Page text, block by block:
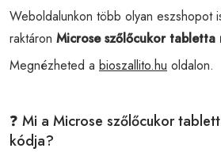
Weboldalunkon több olyan eszshopot
raktáron Microse szőlőcukor
Megnézheted a bioszallito.hu oldalon.
❓ Mi a Microse szőlőcukor
kódja?